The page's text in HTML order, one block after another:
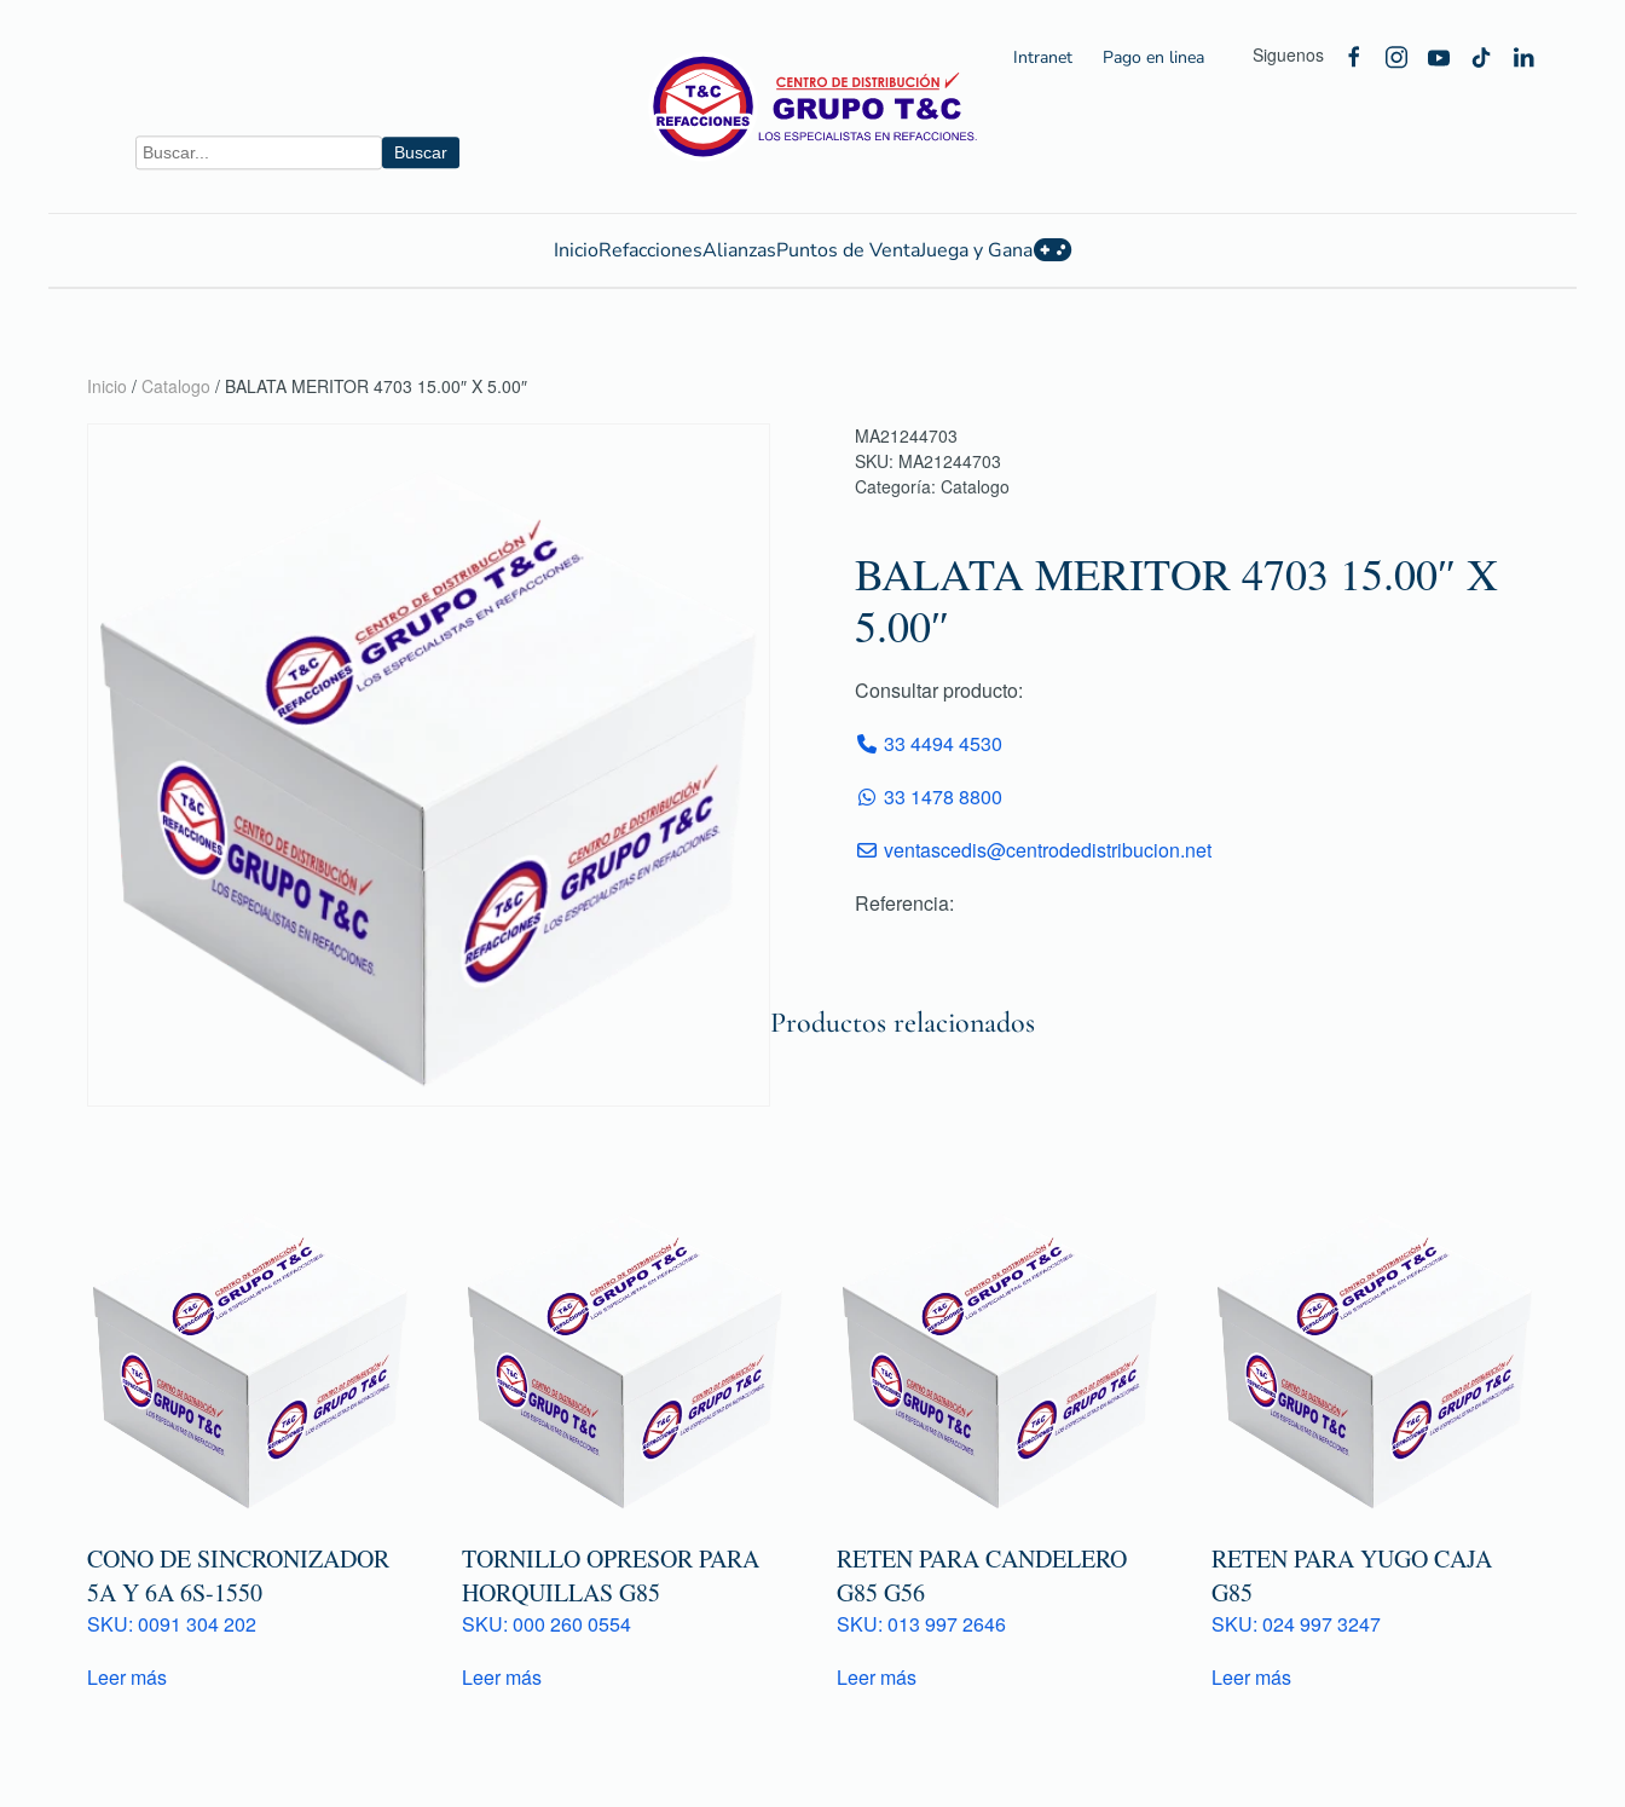
Buscar
Intranet Pago en linea Siguenos
InicioRefaccionesAlianzasPuntos de VentaJuega y Gana
Inicio / Catalogo / BALATA MERITOR 4703 15.00″ X 5.00″
MA21244703
SKU: MA21244703
Categoría: Catalogo
BALATA MERITOR 4703 15.00″ X
5.00″
Consultar producto:
33 4494 4530
33 1478 8800
ventascedis@centrodedistribucion.net
Referencia:
Productos relacionados
CONO DE SINCRONIZADOR
5A Y 6A 6S-1550
SKU: 0091 304 202
Leer más
TORNILLO OPRESOR PARA
HORQUILLAS G85
SKU: 000 260 0554
Leer más
RETEN PARA CANDELERO
G85 G56
SKU: 013 997 2646
Leer más
RETEN PARA YUGO CAJA
G85
SKU: 024 997 3247
Leer más